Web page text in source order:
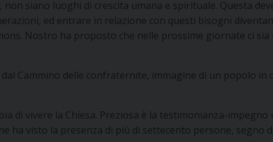
siano luoghi di crescita umana e spirituale. Questa
ed entrare in relazione con questi bisogni
Nostro ha proposto che nelle prossime giornate ci
Cammino delle confraternite, immagine di un popolo in
di vivere la Chiesa. Preziosa è la testimonianza-
ha visto la presenza di più di settecento persone, segno